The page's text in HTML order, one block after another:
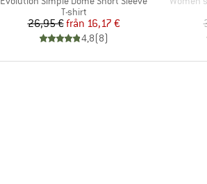
Produktgrupp
T-shirt
Pris
26,95 € Reducerat pris
från 16,17 €
4,8(8)